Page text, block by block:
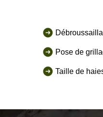
Pose de
Taille de